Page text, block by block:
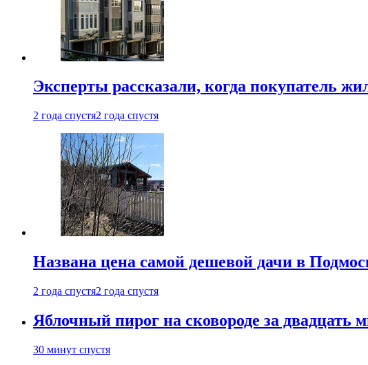
Эксперты рассказали, когда покупатель
2 года спустя2 года спустя
Названа цена самой дешевой дачи в
2 года спустя2 года спустя
Яблочный пирог на сковороде за двадцать
30 минут спустя